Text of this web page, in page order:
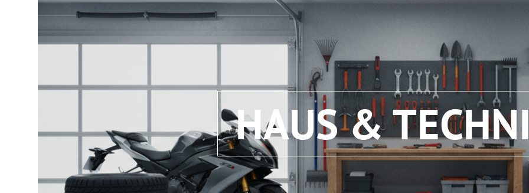
HAUS &
Sie wollen keine Angebote mehr
Abonnieren Sie unseren Newsletter.
ZUM NEWSLETTER ANMELDEN